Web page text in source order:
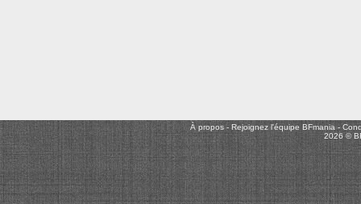
À propos- Rejoignez l'équipe BFmania -
2026 ©